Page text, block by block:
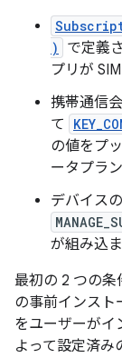
)
で定義
プリが
携帯通信
て
の値をプ
ータプラ
デバイス
が組み込
最初の 2 つの条
の事前インスト
をユーザーがイ
よって設定済み